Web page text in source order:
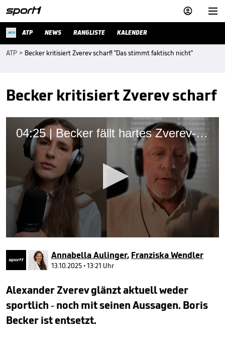


ATP NEWS RANGLISTE KALENDER
ATP > Becker kritisiert Zverev scharf! "Das stimmt faktisch nicht"
Becker kritisiert Zverev scharf
04:25 | Becker fällt hartes Zverev-Urteil
seconds
of
minutes,
seconds
Annabella Aulinger, Franziska Wendler
13.10.2025 • 13:21 Uhr
Alexander Zverev glänzt aktuell weder
sportlich - noch mit seinen Aussagen. Boris
Becker ist entsetzt.